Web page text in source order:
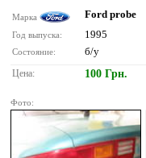
Марка Ford probe
Год выпуска: 1995
Состояние: б/у
Цена: 100 Грн.
Фото: